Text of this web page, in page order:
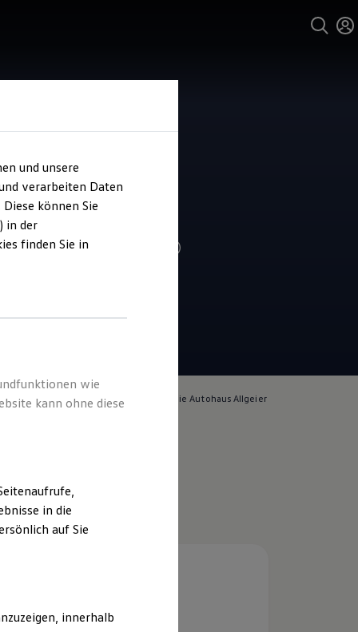
Allgeier
4.9| 411 Bewertungen
für die Inhalte auf dieser Seite ist die Autohaus Allgeier
und unsere
verarbeiten Daten
können Sie
in der
finden Sie in
wie
kann ohne diese
in die
auf Sie
innerhalb